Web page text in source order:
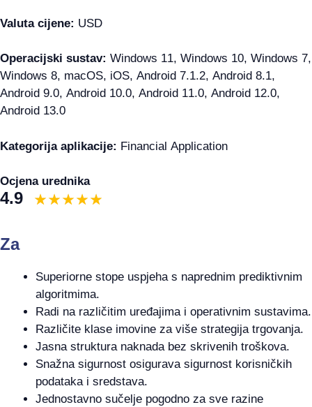
Valuta cijene: USD
Operacijski sustav: Windows 11, Windows 10, Windows 7,
Windows 8, macOS, iOS, Android 7.1.2, Android 8.1,
Android 9.0, Android 10.0, Android 11.0, Android 12.0,
Android 13.0
Kategorija aplikacije: Financial Application
Ocjena urednika
4.9
Za
Superiorne stope uspjeha s naprednim prediktivnim
algoritmima.
Radi na različitim uređajima i operativnim sustavima.
Različite klase imovine za više strategija trgovanja.
Jasna struktura naknada bez skrivenih troškova.
Snažna sigurnost osigurava sigurnost korisničkih
podataka i sredstava.
Jednostavno sučelje pogodno za sve razine